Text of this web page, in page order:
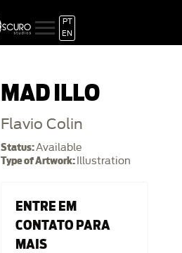
PT
EN
MAD ILLO
Flavio Colin
Status:Available
Type of Artwork: Illustration
ENTRE EM
CONTATO PARA
MAIS